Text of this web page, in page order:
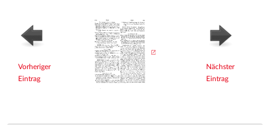
Vorheriger
Eintrag
Nächster
Eintrag